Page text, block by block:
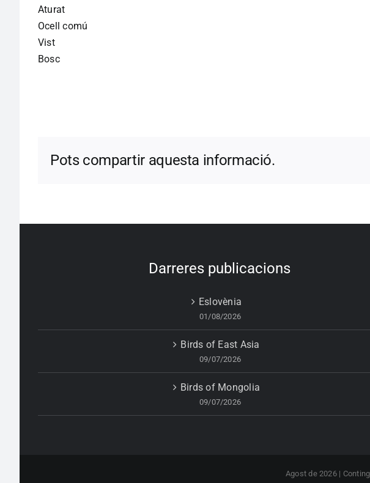
Aturat
Ocell comú
Vist
Bosc
Pots compartir aquesta informació.
Darreres publicacions
Eslovènia
01/08/2026
Birds of East Asia
09/07/2026
Birds of Mongolia
09/07/2026
Agost de 2026 |